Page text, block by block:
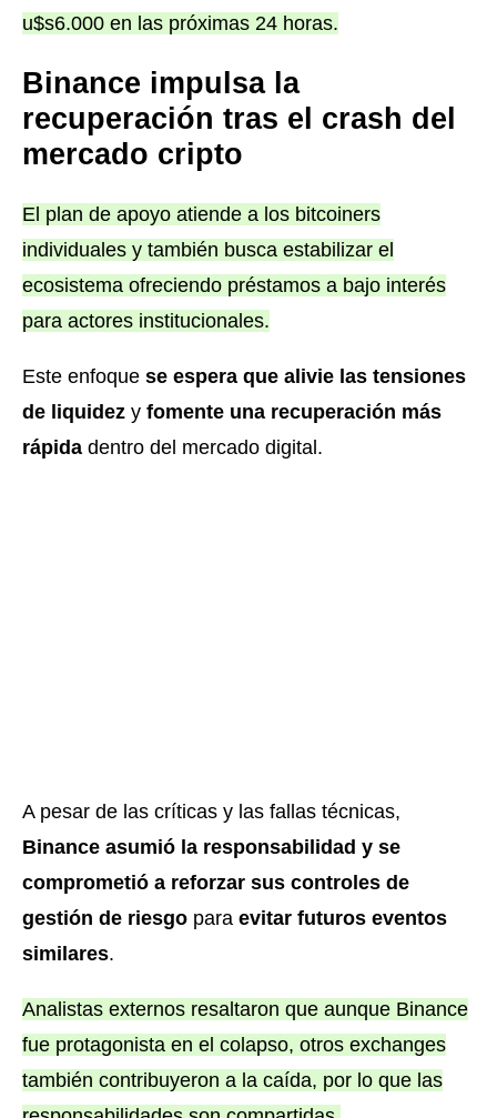
u$s6.000 en las próximas 24 horas.
Binance impulsa la
recuperación tras el crash del
mercado cripto
El plan de apoyo atiende a los bitcoiners
individuales y también busca estabilizar el
ecosistema ofreciendo préstamos a bajo interés
para actores institucionales.
Este enfoque se espera que alivie las tensiones
de liquidez y fomente una recuperación más
rápida dentro del mercado digital.
A pesar de las críticas y las fallas técnicas,
Binance asumió la responsabilidad y se
comprometió a reforzar sus controles de
gestión de riesgo para evitar futuros eventos
similares.
Analistas externos resaltaron que aunque Binance
fue protagonista en el colapso, otros exchanges
también contribuyeron a la caída, por lo que las